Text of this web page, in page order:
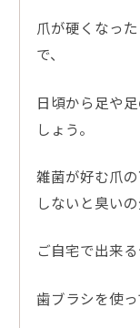
爪が硬くなっ
で、
日頃から足や
しょう。
雑菌が好む爪
しないと臭い
ご自宅で出来
歯ブラシを使